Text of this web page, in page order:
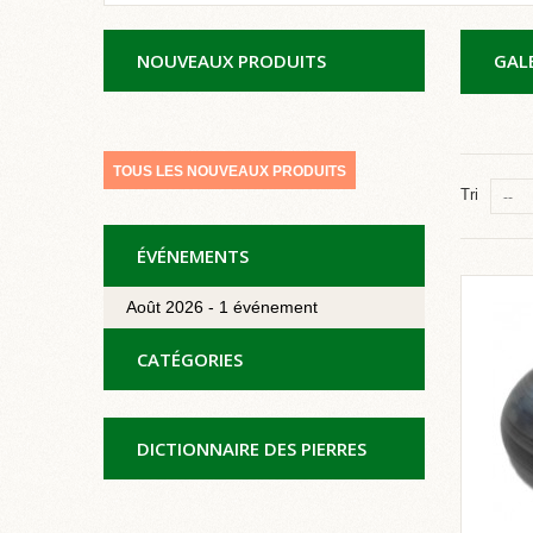
NOUVEAUX PRODUITS
TOUS LES NOUVEAUX PRODUITS
ÉVÉNEMENTS
Août 2026 - 1 événement
CATÉGORIES
DICTIONNAIRE DES PIERRES
Tri --